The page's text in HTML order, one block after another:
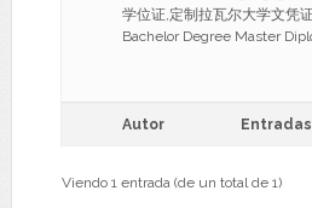
学位证,定制拉瓦尔大学文凭
Bachelor Degree Master
Autor Entradas
Viendo 1 entrada (de un total de 1)